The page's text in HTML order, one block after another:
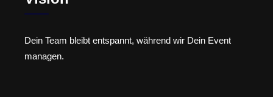
Dein Team bleibt entspannt, während wir Dein Event
managen.